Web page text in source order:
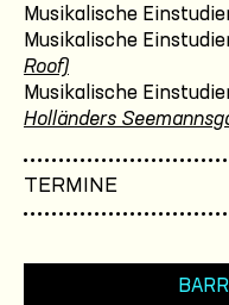
Musikalische
Musikalische
Roof)
Musikalische
Holländers
TERMINE